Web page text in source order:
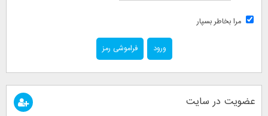
مرا بخاطر بسپار
فراموشی رمز
عضویت در سایت